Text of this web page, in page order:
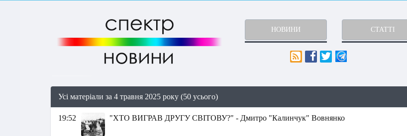
НОВИНИ СТАТТІ
Усі матеріали за 4 травня 2025 року (50 усього)
19:52 "ХТО ВИГРАВ ДРУГУ СВІТОВУ?" - Дмитро "Калинчук" Вовнянко